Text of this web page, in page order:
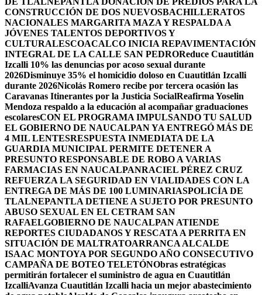
CONSTRUCCIÓN DE DOS NUEVOSBACHILLERATOS
NACIONALES MARGARITA MAZA Y RESPALDA A
JÓVENES TALENTOS DEPORTIVOS Y
CULTURALESCOACALCO INICIA REPAVIMENTACIÓN
INTEGRAL DE LA CALLE SAN PEDROReduce Cuautitlán
Izcalli 10% las denuncias por acoso sexual durante
2026Disminuye 35% el homicidio doloso en Cuautitlán Izcalli
durante 2026Nicolás Romero recibe por tercera ocasión las
Caravanas Itinerantes por la Justicia SocialReafirma Yoselin
Mendoza respaldo a la educación al acompañar graduaciones
escolaresCON EL PROGRAMA IMPULSANDO TU SALUD
EL GOBIERNO DE NAUCALPAN YA ENTREGÓ MÁS DE
4 MIL LENTESRESPUESTA INMEDIATA DE LA
GUARDIA MUNICIPAL PERMITE DETENER A
PRESUNTO RESPONSABLE DE ROBO A VARIAS
FARMACIAS EN NAUCALPANRACIEL PÉREZ CRUZ
REFUERZA LA SEGURIDAD EN VIALIDADES CON LA
ENTREGA DE MÁS DE 100 LUMINARIASPOLICÍA DE
TLALNEPANTLA DETIENE A SUJETO POR PRESUNTO
ABUSO SEXUAL EN EL CETRAM SAN
RAFAELGOBIERNO DE NAUCALPAN ATIENDE
REPORTES CIUDADANOS Y RESCATA A PERRITA EN
SITUACIÓN DE MALTRATOARRANCA ALCALDE
ISAAC MONTOYA POR SEGUNDO AÑO CONSECUTIVO
CAMPAÑA DE BOTEO TELETÓNObras estratégicas
permitirán fortalecer el suministro de agua en Cuautitlán
IzcalliAvanza Cuautitlán Izcalli hacia un mejor abastecimiento